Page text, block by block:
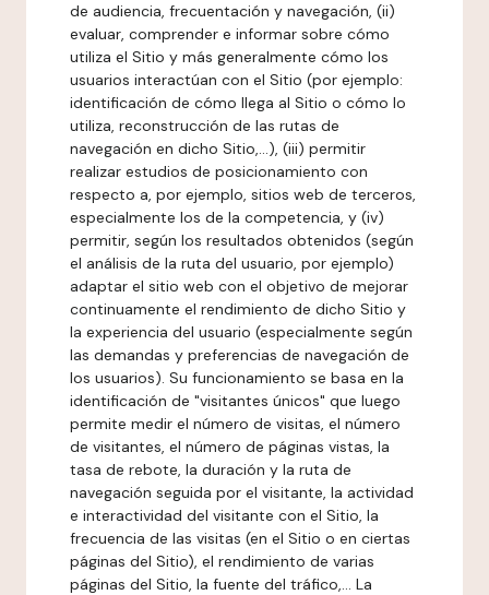
de audiencia, frecuentación y navegación, (ii)
evaluar, comprender e informar sobre cómo
utiliza el Sitio y más generalmente cómo los
usuarios interactúan con el Sitio (por ejemplo:
identificación de cómo llega al Sitio o cómo lo
utiliza, reconstrucción de las rutas de
navegación en dicho Sitio,...), (iii) permitir
realizar estudios de posicionamiento con
respecto a, por ejemplo, sitios web de terceros,
especialmente los de la competencia, y (iv)
permitir, según los resultados obtenidos (según
el análisis de la ruta del usuario, por ejemplo)
adaptar el sitio web con el objetivo de mejorar
continuamente el rendimiento de dicho Sitio y
la experiencia del usuario (especialmente según
las demandas y preferencias de navegación de
los usuarios). Su funcionamiento se basa en la
identificación de "visitantes únicos" que luego
permite medir el número de visitas, el número
de visitantes, el número de páginas vistas, la
tasa de rebote, la duración y la ruta de
navegación seguida por el visitante, la actividad
e interactividad del visitante con el Sitio, la
frecuencia de las visitas (en el Sitio o en ciertas
páginas del Sitio), el rendimiento de varias
páginas del Sitio, la fuente del tráfico,... La